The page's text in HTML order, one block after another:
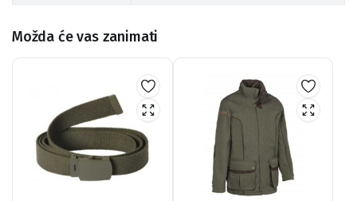
Možda će vas zanimati